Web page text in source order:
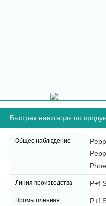
Быстрая навигация по
Общее наблюдение
Линия производства P+f
Промышленная
P+f